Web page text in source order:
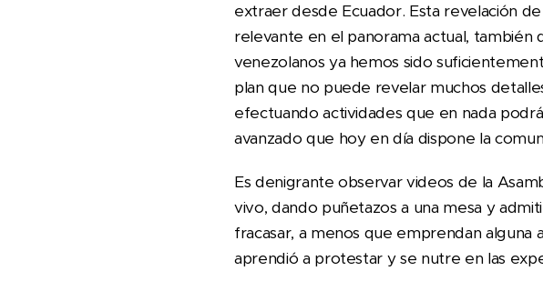
extraer desde Ecuador. Esta revelación
relevante en el panorama actual, también
venezolanos ya hemos sido
plan que no puede revelar muchos
efectuando actividades que en nada
avanzado que hoy en día dispone la
Es denigrante observar videos de la
vivo, dando puñetazos a una mesa y
fracasar, a menos que emprendan alguna
aprendió a protestar y se nutre en las